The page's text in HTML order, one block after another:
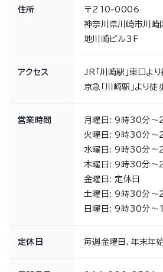
住所
〒210-0006
神奈川県川崎市川
地川崎ビル3F
アクセス
JR「川崎駅」東口よ
京急「川崎駅」より
営業時間
月曜日: 9時30分
火曜日: 9時30分
水曜日: 9時30分
木曜日: 9時30分
金曜日: 定休日
土曜日: 9時30分
日曜日: 9時30分～
定休日 毎週金曜日、年末年